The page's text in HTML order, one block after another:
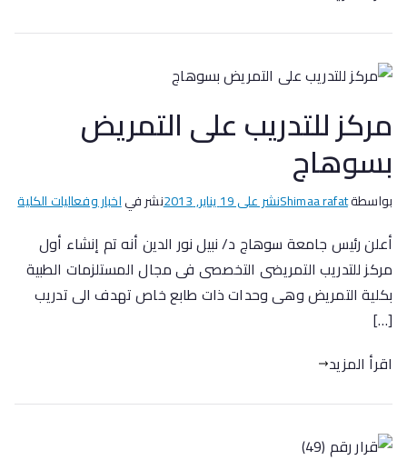
مركز للتدريب على التمريض
بسوهاج
بواسطةShimaa rafatنشر على19 يناير, 2013 نشر فياخبار وفعاليات الكلية
أعلن رئيس جامعة سوهاج د/ نبيل نور الدين أنه تم إنشاء أول
مركز للتدريب التمريضى التخصصى فى مجال المستلزمات الطبية
بكلية التمريض وهى وحدات ذات طابع خاص تهدف الى تدريب
[…]
اقرأ المزيد